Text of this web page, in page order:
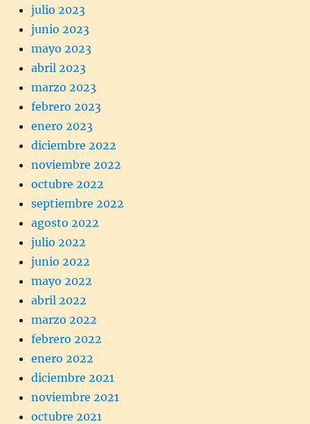
julio 2023
junio 2023
mayo 2023
abril 2023
marzo 2023
febrero 2023
enero 2023
diciembre 2022
noviembre 2022
octubre 2022
septiembre 2022
agosto 2022
julio 2022
junio 2022
mayo 2022
abril 2022
marzo 2022
febrero 2022
enero 2022
diciembre 2021
noviembre 2021
octubre 2021